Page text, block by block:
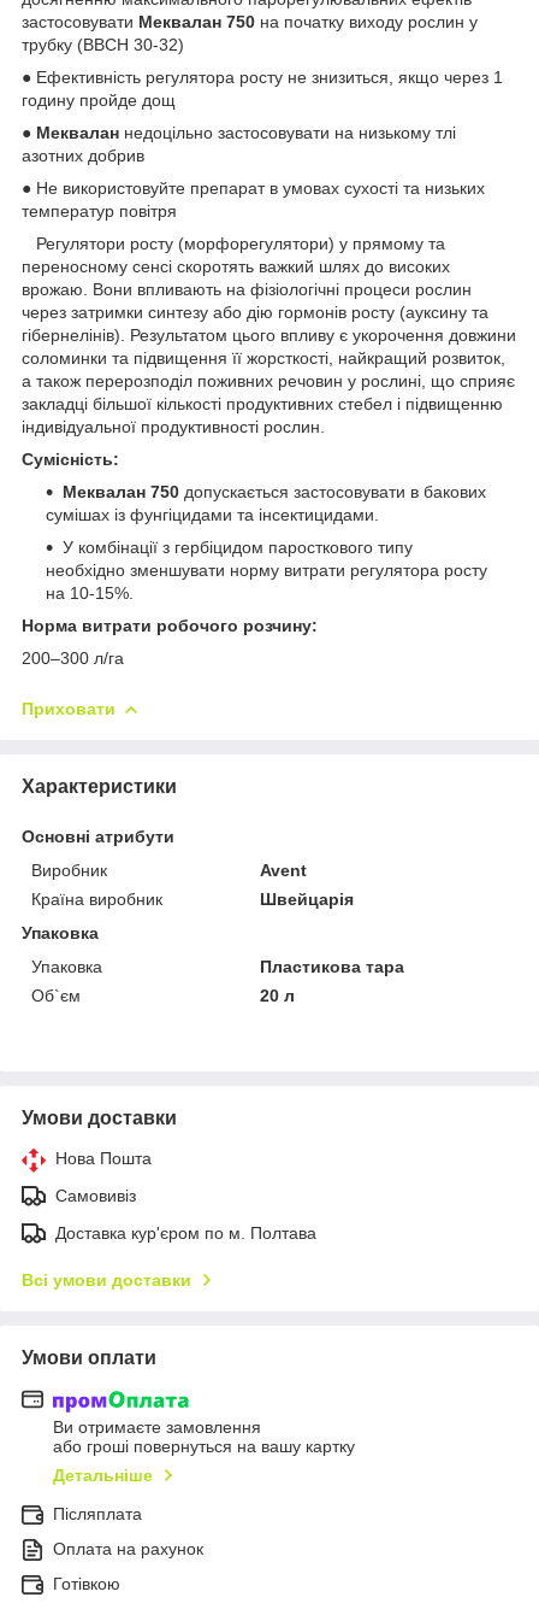
застосовувати Меквалан 750 на початку виходу рослин у
трубку (ВВСН 30-32)
● Ефективність регулятора росту не знизиться, якщо через 1
годину пройде дощ
● Меквалан недоцільно застосовувати на низькому тлі
азотних добрив
● Не використовуйте препарат в умовах сухості та низьких
температур повітря
Регулятори росту (морфорегулятори) у прямому та
переносному сенсі скоротять важкий шлях до високих
врожаю. Вони впливають на фізіологічні процеси рослин
через затримки синтезу або дію гормонів росту (ауксину та
гібернелінів). Результатом цього впливу є укорочення довжини
соломинки та підвищення її жорсткості, найкращий розвиток,
а також перерозподіл поживних речовин у рослині, що сприяє
закладці більшої кількості продуктивних стебел і підвищенню
індивідуальної продуктивності рослин.
Сумісність:
Меквалан 750 допускається застосовувати в бакових
сумішах із фунгіцидами та інсектицидами.
У комбінації з гербіцидом паросткового типу
необхідно зменшувати норму витрати регулятора росту
на 10-15%.
Норма витрати робочого розчину:
200–300 л/га
Приховати
Характеристики
Основні атрибути
Виробник
Avent
Країна виробник
Швейцарія
Упаковка
Упаковка
Пластикова тара
Об`єм
20 л
Умови доставки
Нова Пошта
Самовивіз
Доставка кур'єром по м. Полтава
Всі умови доставки
Умови оплати
Ви отримаєте замовлення
або гроші повернуться на вашу картку
Детальніше
Післяплата
Оплата на рахунок
Готівкою